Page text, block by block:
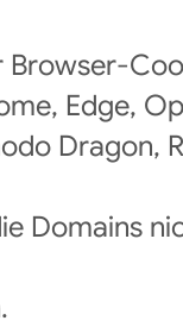
Browser-
Edge,
Dragon,
Domains